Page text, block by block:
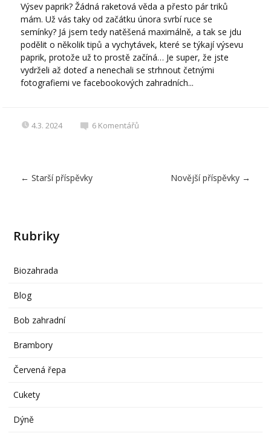
Výsev paprik? Žádná raketová věda a přesto pár triků
mám. Už vás taky od začátku února svrbí ruce se
semínky? Já jsem tedy natěšená maximálně, a tak se jdu
podělit o několik tipů a vychytávek, které se týkají výsevu
paprik, protože už to prostě začíná… Je super, že jste
vydrželi až doteď a nenechali se strhnout četnými
fotografiemi ve facebookových zahradních...
4.3. 2024 6 Komentářů
← Starší příspěvky Novější příspěvky →
Rubriky
Biozahrada
Blog
Bob zahradní
Brambory
Červená řepa
Cukety
Dýně